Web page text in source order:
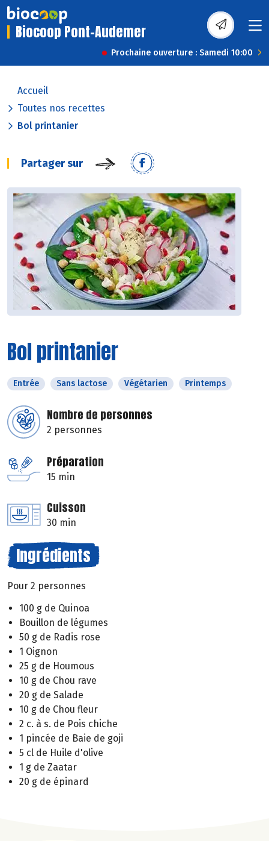
Biocoop Pont-Audemer
Prochaine ouverture : Samedi 10:00
Accueil
Toutes nos recettes
Bol printanier
Partager sur
Bol printanier
Entrée Sans lactose Végétarien Printemps
Nombre de personnes
2 personnes
Préparation
15 min
Cuisson
30 min
Ingrédients
Pour 2 personnes
100 g de Quinoa
Bouillon de légumes
50 g de Radis rose
1 Oignon
25 g de Houmous
10 g de Chou rave
20 g de Salade
10 g de Chou fleur
2 c. à s. de Pois chiche
1 pincée de Baie de goji
5 cl de Huile d'olive
1 g de Zaatar
20 g de épinard